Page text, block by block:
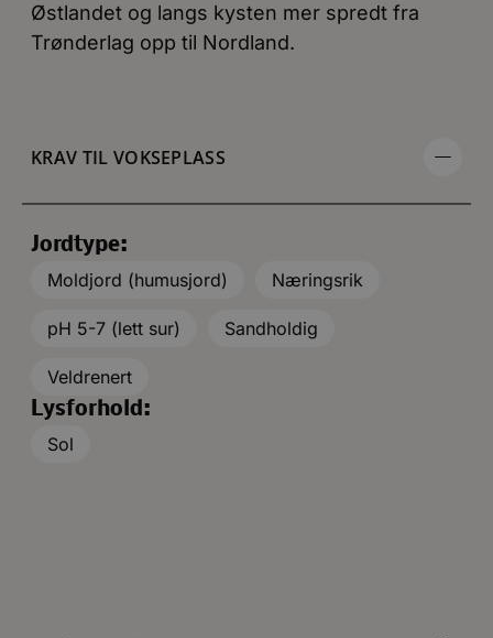
Østlandet og langs kysten mer spredt fra
Trønderlag opp til Nordland.
KRAV TIL VOKSEPLASS
Jordtype:
Moldjord (humusjord)
Næringsrik
pH 5-7 (lett sur) Sandholdig
Veldrenert
Lysforhold:
Sol